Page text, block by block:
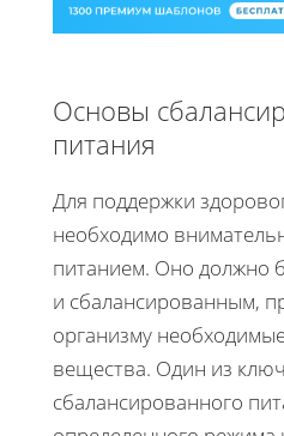
Основы
питания
Для поддержки
необходимо
питанием. Оно должно
и сбалансированным,
организму
вещества. Один из
сбалансированного